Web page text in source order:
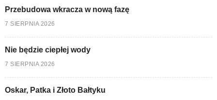
Przebudowa wkracza w nową fazę
7 SIERPNIA 2026
Nie będzie ciepłej wody
7 SIERPNIA 2026
Oskar, Patka i Złoto Bałtyku